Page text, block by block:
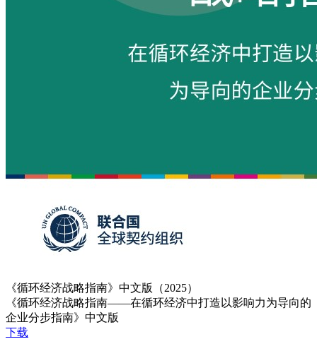
《循环经济战略指南》中文版（2025）
《循环经济战略指南——在循环经济中打造以影响力为导向的
企业分步指南》中文版
下载